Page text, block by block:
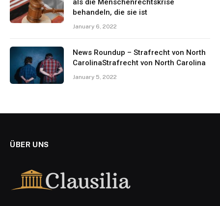
als die Menschenrechtskrise
behandeln, die sie ist
January 6, 2022
News Roundup – Strafrecht von North
CarolinaStrafrecht von North Carolina
January 5, 2022
ÜBER UNS